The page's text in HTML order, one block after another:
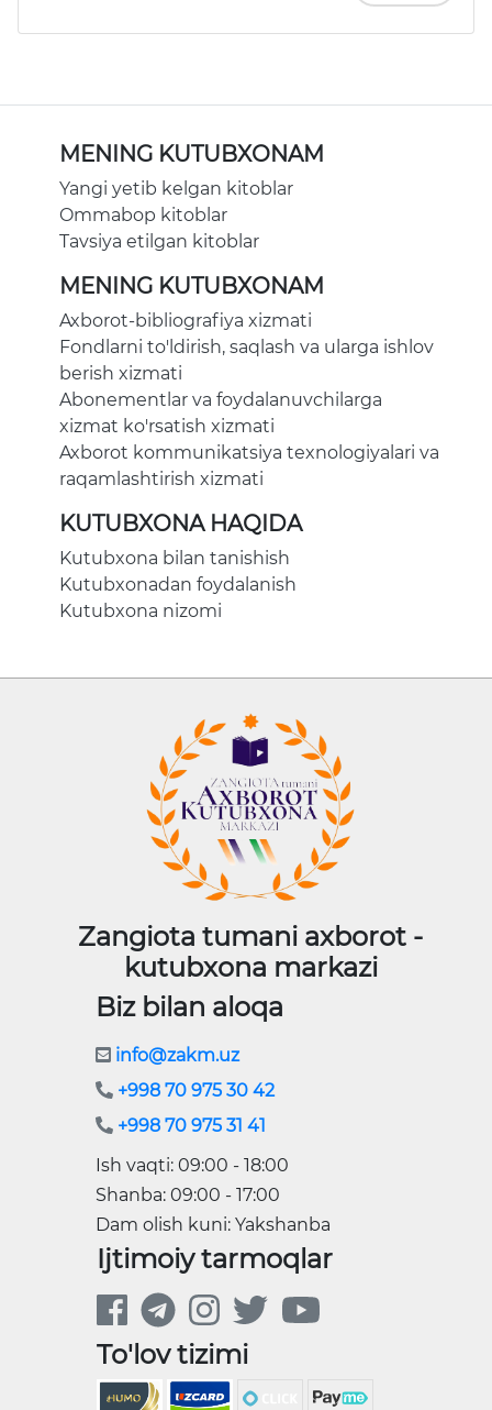
MENING KUTUBXONAM
Yangi yetib kelgan kitoblar
Ommabop kitoblar
Tavsiya etilgan kitoblar
MENING KUTUBXONAM
Axborot-bibliografiya xizmati
Fondlarni to'ldirish, saqlash va ularga ishlov
berish xizmati
Abonementlar va foydalanuvchilarga
xizmat ko'rsatish xizmati
Axborot kommunikatsiya texnologiyalari va
raqamlashtirish xizmati
KUTUBXONA HAQIDA
Kutubxona bilan tanishish
Kutubxonadan foydalanish
Kutubxona nizomi
Zangiota tumani axborot -
kutubxona markazi
Biz bilan aloqa
info@zakm.uz
+998 70 975 30 42
+998 70 975 31 41
Ish vaqti: 09:00 - 18:00
Shanba: 09:00 - 17:00
Dam olish kuni: Yakshanba
Ijtimoiy tarmoqlar
To'lov tizimi